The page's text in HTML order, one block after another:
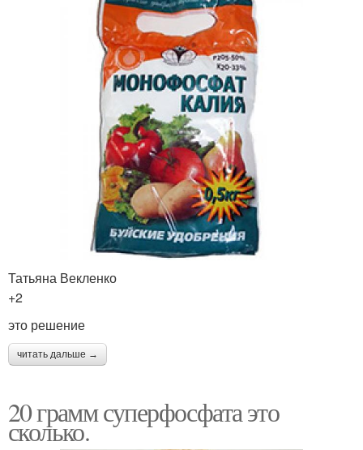
Татьяна Векленко
+2
это решение
читать дальше →
20 грамм суперфосфата это
сколько.